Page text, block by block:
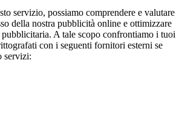
servizio, possiamo comprendere e valutare
della nostra pubblicità online e ottimizzare
A tale scopo confrontiamo i tuoi
con i seguenti fornitori esterni se
servizi: